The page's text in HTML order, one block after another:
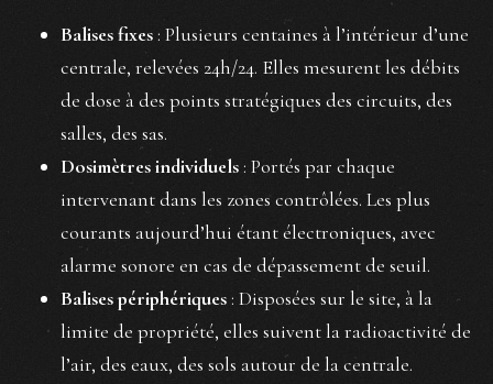
Balises fixes: Plusieurs centaines à l’intérieur d’une
centrale, relevées 24h/24. Elles mesurent les débits
de dose à des points stratégiques des circuits, des
salles, des sas.
Dosimètres individuels: Portés par chaque
intervenant dans les zones contrôlées. Les plus
courants aujourd’hui étant électroniques, avec
alarme sonore en cas de dépassement de seuil.
Balises périphériques: Disposées sur le site, à la
limite de propriété, elles suivent la radioactivité de
l’air, des eaux, des sols autour de la centrale.